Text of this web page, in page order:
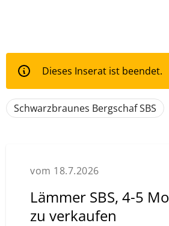
Dieses Inserat ist beendet.
Schwarzbraunes Bergschaf SBS
vom 18.7.2026
Lämmer SBS, 4-5
zu verkaufen